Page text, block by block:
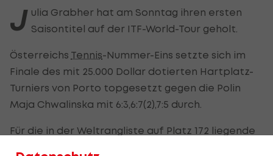
J ulia Grabher hat am Sonntag ihren ersten
Saisontitel auf der ITF-World-Tour geholt.
Österreichs Tennis-Nummer-Eins setzte sich im
Finale des mit 25.000 Dollar dotierten Hartplatz-
Turniers von Porto topgesetzt gegen die Polin
Maja Chwalinska mit 6:3,6:7(2),7:5 durch.
Für die in der Weltrangliste auf Platz 172 liegende